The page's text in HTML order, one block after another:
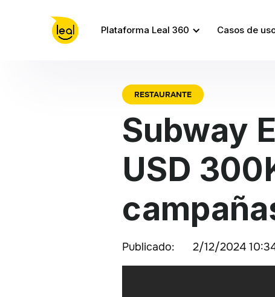
Plataforma Leal 360 Casos de
RESTAURANTE
Subway
USD
Publicado: 2/12/2024